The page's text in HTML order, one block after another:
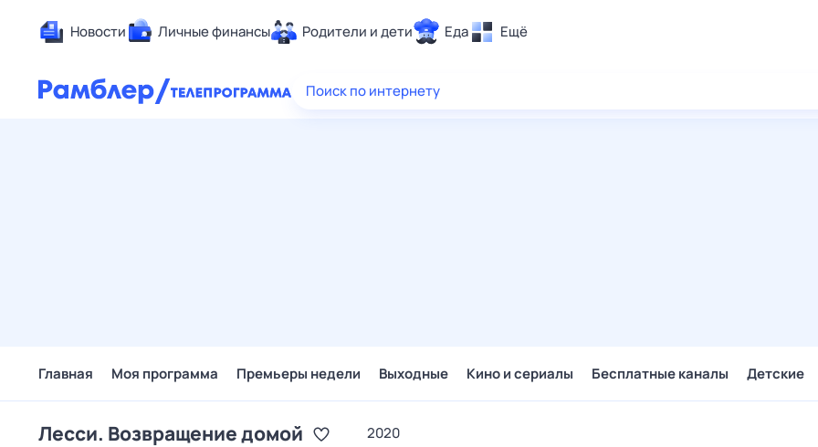
Новости Личные финансы Родители и дети Еда Ещё
Здоровье
Поиск по интернету
Главная Моя программа Премьеры недели Выходные Кино и сериалы Бесплатные каналы Детские
Лесси. Возвращение домой 2020